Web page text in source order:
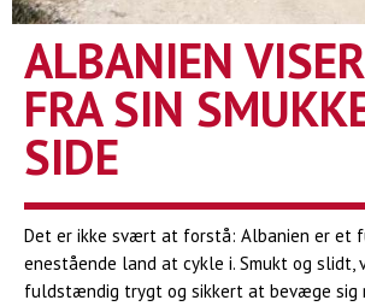
ALBANIEN
FRA SIN
SIDE
Det er ikke svært at forstå: Albanien er et
enestående land at cykle i. Smukt og slidt,
fuldstændig trygt og sikkert at bevæge sig